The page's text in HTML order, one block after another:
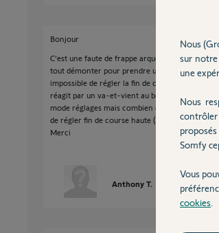
Bonjour
C’est une faute de frappe arque. Vous pouvez
tout démonter pour prendre une photo… J’ai
impossible de régler la fin de course haute.
réagit par un va-et-vient au bouton prog. J’ai
mode réglages mais combien exactement ?
de régler fin de course haute (le volet va se
Merci
Anthony T. il y a environ un
Nous
sur
une
Nous
Somfy
Vous
cookies